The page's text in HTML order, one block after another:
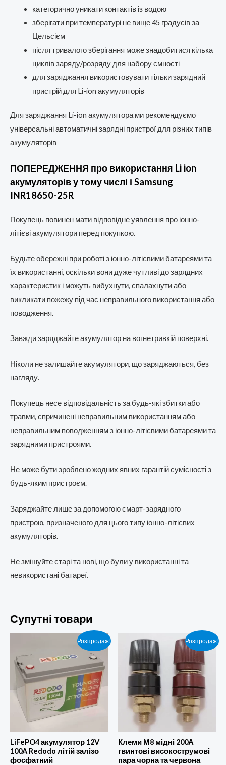
категорично уникати контактів із водою
зберігати при температурі не вище 45 градусів за
Цельсієм
після тривалого зберігання може знадобитися кілька
циклів заряду/розряду для набору ємності
для заряджання використовувати тільки зарядний
пристрій для Li-ion акумуляторів
Для заряджання Li-ion акумулятора ми рекомендуємо
універсальні автоматичні зарядні пристрої для різних типів
акумуляторів
ПОПЕРЕДЖЕННЯ про використання Li ion
акумуляторів у тому числі і Samsung
INR18650-25R
Покупець повинен мати відповідне уявлення про іонно-
літієві акумулятори перед покупкою.
Будьте обережні при роботі з іонно-літієвими батареями та
їх використанні, оскільки вони дуже чутливі до зарядних
характеристик і можуть вибухнути, спалахнути або
викликати пожежу під час неправильного використання або
поводження.
Завжди заряджайте акумулятор на вогнетривкій поверхні.
Ніколи не залишайте акумулятори, що заряджаються, без
нагляду.
Покупець несе відповідальність за будь-які збитки або
травми, спричинені неправильним використанням або
неправильним поводженням з іонно-літієвими батареями та
зарядними пристроями.
Не може бути зроблено жодних явних гарантій сумісності з
будь-яким пристроєм.
Заряджайте лише за допомогою смарт-зарядного
пристрою, призначеного для цього типу іонно-літієвих
акумуляторів.
Не змішуйте старі та нові, що були у використанні та
невикористані батареї.
Супутні товари
Розпродаж!
LiFePO4 акумулятор 12V
100A Redodo літій залізо
фосфатний
Розпродаж!
Клеми М8 мідні 200А
гвинтові високострумові
пара чорна та червона